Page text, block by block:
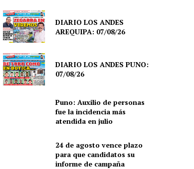
DIARIO LOS ANDES
AREQUIPA: 07/08/26
DIARIO LOS ANDES PUNO:
07/08/26
Puno: Auxilio de personas
fue la incidencia más
atendida en julio
24 de agosto vence plazo
para que candidatos su
informe de campaña